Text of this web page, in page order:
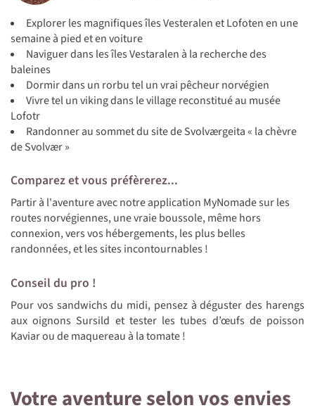
Explorer les magnifiques îles Vesteralen et Lofoten en une
semaine à pied et en voiture
Naviguer dans les îles Vestaralen à la recherche des
baleines
Dormir dans un rorbu tel un vrai pêcheur norvégien
Vivre tel un viking dans le village reconstitué au musée
Lofotr
Randonner au sommet du site de Svolværgeita « la chèvre
de Svolvær »
Comparez et vous préfèrerez...
Partir à l'aventure avec notre application MyNomade sur les
routes norvégiennes, une vraie boussole, même hors
connexion, vers vos hébergements, les plus belles
randonnées, et les sites incontournables !
Conseil du pro !
Pour vos sandwichs du midi, pensez à déguster des harengs
aux oignons Sursild et tester les tubes d’œufs de poisson
Kaviar ou de maquereau à la tomate !
Votre aventure selon vos envies